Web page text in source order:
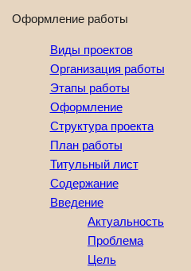
Оформление работы
Виды проектов
Организация работы
Этапы работы
Оформление
Структура проекта
План работы
Титульный лист
Содержание
Введение
Актуальность
Проблема
Цель